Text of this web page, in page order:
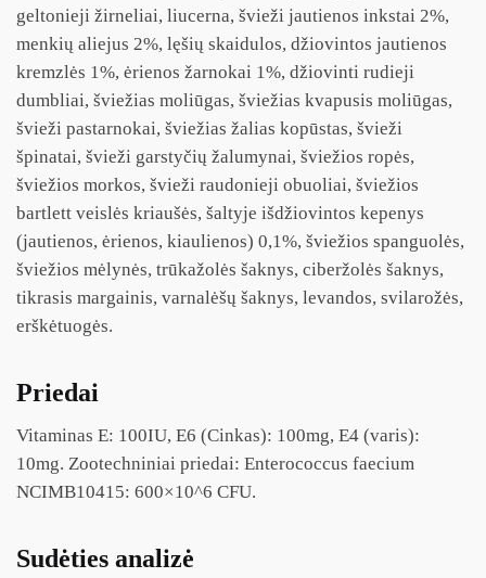
geltonieji žirneliai, liucerna, švieži jautienos inkstai 2%,
menkių aliejus 2%, lęšių skaidulos, džiovintos jautienos
kremzlės 1%, ėrienos žarnokai 1%, džiovinti rudieji
dumbliai, šviežias moliūgas, šviežias kvapusis moliūgas,
švieži pastarnokai, šviežias žalias kopūstas, švieži
špinatai, švieži garstyčių žalumynai, šviežios ropės,
šviežios morkos, švieži raudonieji obuoliai, šviežios
bartlett veislės kriaušės, šaltyje išdžiovintos kepenys
(jautienos, ėrienos, kiaulienos) 0,1%, šviežios spanguolės,
šviežios mėlynės, trūkažolės šaknys, ciberžolės šaknys,
tikrasis margainis, varnalėšų šaknys, levandos, svilarožės,
erškėtuogės.
Priedai
Vitaminas E: 100IU, E6 (Cinkas): 100mg, E4 (varis):
10mg. Zootechniniai priedai: Enterococcus faecium
NCIMB10415: 600×10^6 CFU.
Sudėties analizė